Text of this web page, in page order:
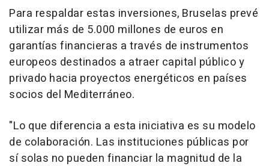
Para respaldar estas inversiones, Bruselas prevé
utilizar más de 5.000 millones de euros en
garantías financieras a través de instrumentos
europeos destinados a atraer capital público y
privado hacia proyectos energéticos en países
socios del Mediterráneo.
"Lo que diferencia a esta iniciativa es su modelo
de colaboración. Las instituciones públicas por
sí solas no pueden financiar la magnitud de la